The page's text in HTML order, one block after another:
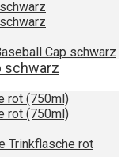
Cap schwarz
schwarz
Trinkflasche rot